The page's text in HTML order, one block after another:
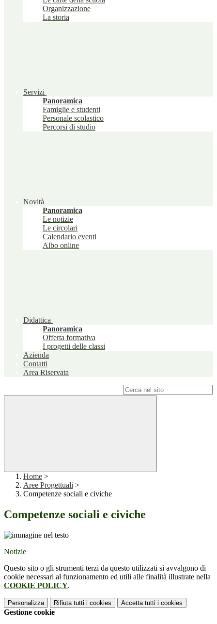
Organizzazione
La storia
Servizi
Panoramica
Famiglie e studenti
Personale scolastico
Percorsi di studio
Novità
Panoramica
Le notizie
Le circolari
Calendario eventi
Albo online
Didattica
Panoramica
Offerta formativa
I progetti delle classi
Azienda
Contatti
Area Riservata
Home >
Aree Progettuali >
Competenze sociali e civiche
Competenze sociali e civiche
Notizie
Questo sito o gli strumenti terzi da questo utilizzati si avvalgono di
cookie necessari al funzionamento ed utili alle finalità illustrate nella
COOKIE POLICY.
Personalizza Rifiuta tutti i cookies Accetta tutti i cookies
Gestione cookie